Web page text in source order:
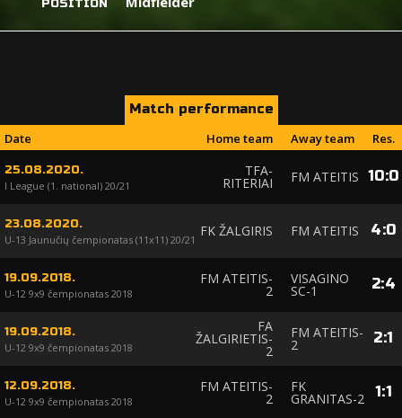
POSITION
Match performance
Date
Home team Away team Res.
25.08.2020.
I League (1. national) 20/21
TFA-
RITERIAI FM ATEITIS 10:0
23.08.2020.
U-13 Jaunučių čempionatas (11x11) 20/21
FK ŽALGIRIS FM ATEITIS 4:0
19.09.2018.
U-12 9x9 čempionatas 2018
FM ATEITIS-
2
VISAGINO
SC-1 2:4
19.09.2018.
U-12 9x9 čempionatas 2018
FA
ŽALGIRIETIS-
2
FM ATEITIS-
2 2:1
12.09.2018.
U-12 9x9 čempionatas 2018
FM ATEITIS-
2
FK
GRANITAS-2 1:1